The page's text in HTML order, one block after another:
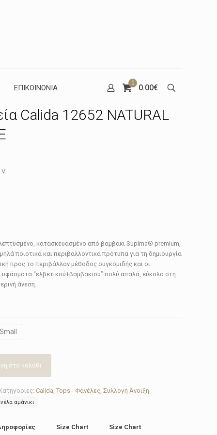
ΕΠΙΚΟΙΝΩΝΙΑ
0
0.00€
Calida 12652 NATURAL
κατασκευασμένο από βαμβάκι Supima® premium,
ποιοτικά και περιβαλλοντικά πρότυπα για τη δημιουργία
προς το περιβάλλον μέθοδος συγκομιδής και οι
υφάσματα “ελβετικού+βαμβακιού” πολύ απαλά, εύκολα στη
άνεση.
στο καλάθι
Calida, Tops - Φανέλες, Συλλογή Άνοιξη
αμάνικι
Size Chart Size Chart